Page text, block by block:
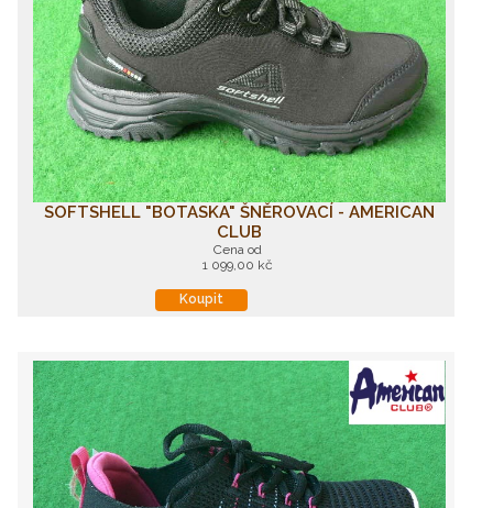
SOFTSHELL "BOTASKA" ŠNĚROVACÍ - AMERICAN
CLUB
Cena od
1 099,00 kč
Koupit